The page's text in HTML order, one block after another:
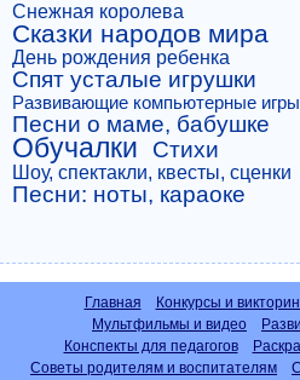
Снежная королева
Сказки народов мира
День рождения ребенка
Спят усталые игрушки
Развивающие компьютерные игры
Песни о маме, бабушке
Обучалки Стихи
Шоу, спектакли, квесты, сценки
Песни: ноты, караоке
Главная Конкурсы и
Мультфильмы и видео
Конспекты для педагогов
Советы родителям и воспитателям